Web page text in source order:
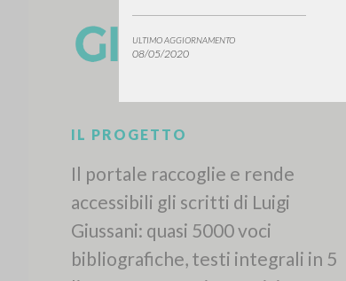
ULTIMO AGGIORNAMENTO
08/05/2020
IL PROGETTO
Il portale raccoglie e rende
accessibili gli scritti di Luigi
Giussani: quasi 5000 voci
bibliografiche, testi integrali in 5